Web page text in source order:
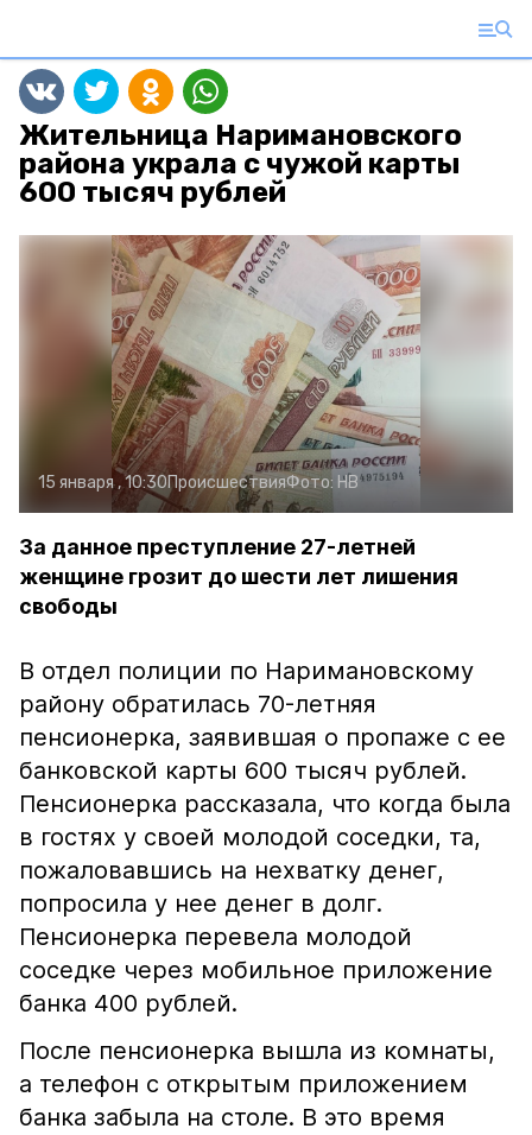
Жительница Наримановского
района украла с чужой карты
600 тысяч рублей
15 января , 10:30ПроисшествияФото: НВ
За данное преступление 27-летней
женщине грозит до шести лет лишения
свободы
В отдел полиции по Наримановскому
району обратилась 70-летняя
пенсионерка, заявившая о пропаже с ее
банковской карты 600 тысяч рублей.
Пенсионерка рассказала, что когда была
в гостях у своей молодой соседки, та,
пожаловавшись на нехватку денег,
попросила у нее денег в долг.
Пенсионерка перевела молодой
соседке через мобильное приложение
банка 400 рублей.
После пенсионерка вышла из комнаты,
а телефон с открытым приложением
банка забыла на столе. В это время